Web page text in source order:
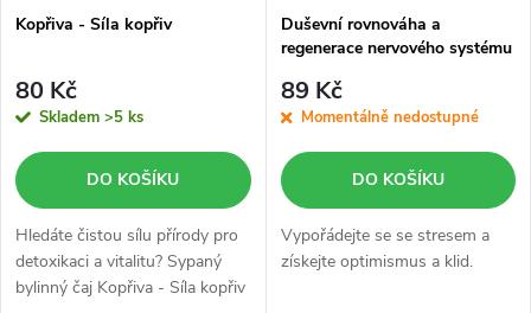
Kopřiva - Síla kopřiv
80 Kč
Skladem >5 ks
DO KOŠÍKU
Hledáte čistou sílu přírody pro
detoxikaci a vitalitu? Sypaný
bylinný čaj Kopřiva - Síla kopřiv
Duševní rovnováha a
regenerace nervového systému
89 Kč
Momentálně nedostupné
DO KOŠÍKU
Vypořádejte se se stresem a
získejte optimismus a klid.